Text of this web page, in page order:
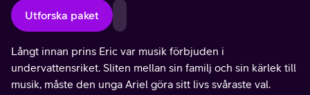
Utforska paket
Långt innan prins Eric var musik förbjuden i
undervattensriket. Sliten mellan sin familj och sin kärlek till
musik, måste den unga Ariel göra sitt livs svåraste val.